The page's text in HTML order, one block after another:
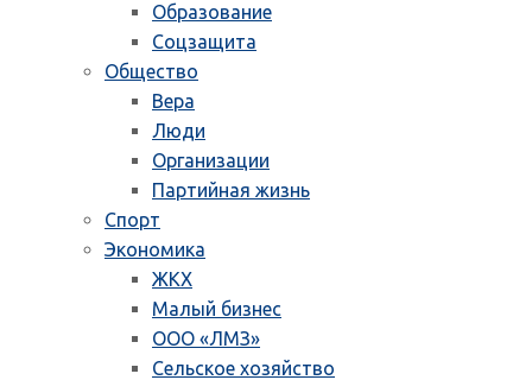
Образование
Соцзащита
Общество
Вера
Люди
Организации
Партийная жизнь
Спорт
Экономика
ЖКХ
Малый бизнес
ООО «ЛМЗ»
Сельское хозяйство